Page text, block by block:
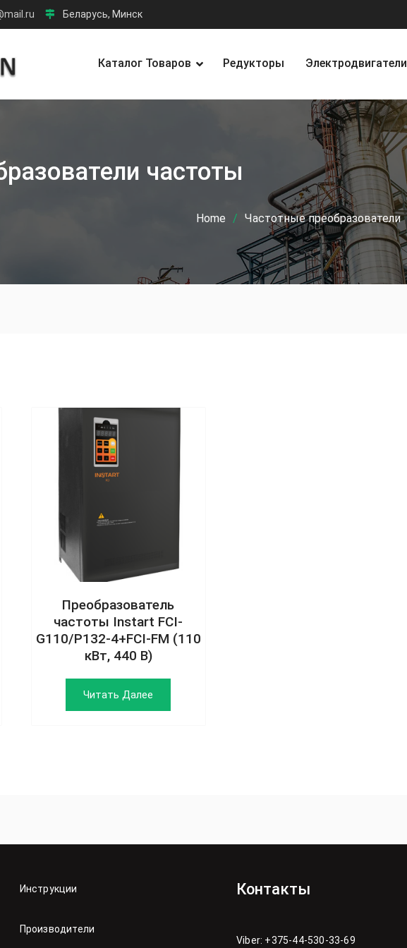
Беларусь, Минск
Каталог Товаров Редукторы Электродвигатели
частоты
Home Частотные преобразователи
Преобразователь
частоты Instart FCI-
G110/P132-4+FCI-FM (110
кВт, 440 В)
Читать Далее
Инструкции
Производители
Контакты
Viber: +375-44-530-33-69